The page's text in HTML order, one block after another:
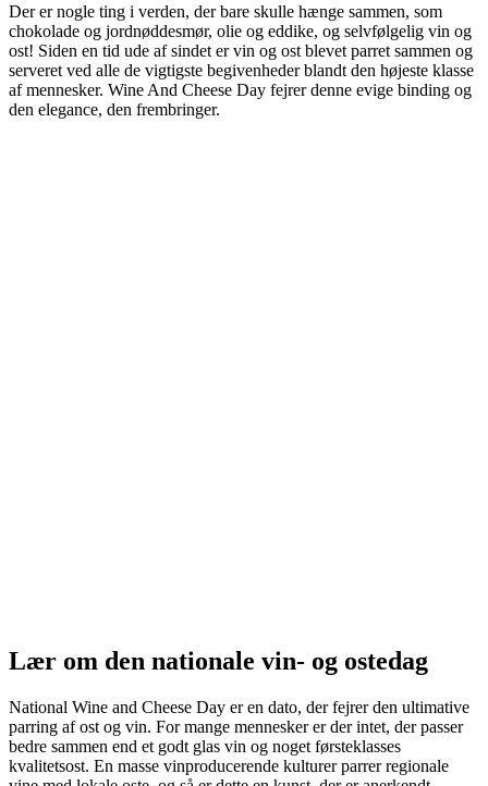
Der er nogle ting i verden, der bare skulle hænge sammen, som
chokolade og jordnøddesmør, olie og eddike, og selvfølgelig vin og
ost! Siden en tid ude af sindet er vin og ost blevet parret sammen og
serveret ved alle de vigtigste begivenheder blandt den højeste klasse
af mennesker. Wine And Cheese Day fejrer denne evige binding og
den elegance, den frembringer.
Lær om den nationale vin- og ostedag
National Wine and Cheese Day er en dato, der fejrer den ultimative
parring af ost og vin. For mange mennesker er der intet, der passer
bedre sammen end et godt glas vin og noget førsteklasses
kvalitetsost. En masse vinproducerende kulturer parrer regionale